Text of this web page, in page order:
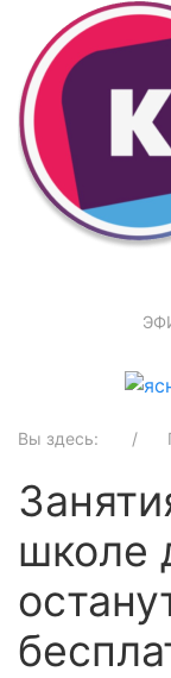
Вы здесь:
школе